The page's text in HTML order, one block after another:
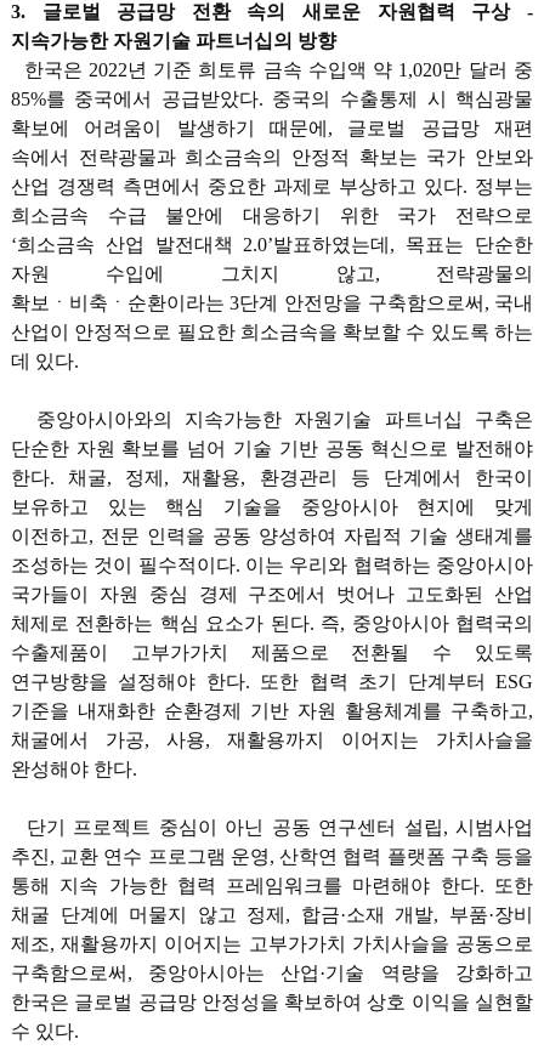
3. 글로벌 공급망 전환 속의 새로운 자원협력 구상 -
지속가능한 자원기술 파트너십의 방향
한국은 2022년 기준 희토류 금속 수입액 약 1,020만 달러 중
85%를 중국에서 공급받았다. 중국의 수출통제 시 핵심광물
확보에 어려움이 발생하기 때문에, 글로벌 공급망 재편
속에서 전략광물과 희소금속의 안정적 확보는 국가 안보와
산업 경쟁력 측면에서 중요한 과제로 부상하고 있다. 정부는
희소금속 수급 불안에 대응하기 위한 국가 전략으로
‘희소금속 산업 발전대책 2.0’발표하였는데, 목표는 단순한
자원 수입에 그치지 않고, 전략광물의
확보ㆍ비축ㆍ순환이라는 3단계 안전망을 구축함으로써, 국내
산업이 안정적으로 필요한 희소금속을 확보할 수 있도록 하는
데 있다.
중앙아시아와의 지속가능한 자원기술 파트너십 구축은
단순한 자원 확보를 넘어 기술 기반 공동 혁신으로 발전해야
한다. 채굴, 정제, 재활용, 환경관리 등 단계에서 한국이
보유하고 있는 핵심 기술을 중앙아시아 현지에 맞게
이전하고, 전문 인력을 공동 양성하여 자립적 기술 생태계를
조성하는 것이 필수적이다. 이는 우리와 협력하는 중앙아시아
국가들이 자원 중심 경제 구조에서 벗어나 고도화된 산업
체제로 전환하는 핵심 요소가 된다. 즉, 중앙아시아 협력국의
수출제품이 고부가가치 제품으로 전환될 수 있도록
연구방향을 설정해야 한다. 또한 협력 초기 단계부터 ESG
기준을 내재화한 순환경제 기반 자원 활용체계를 구축하고,
채굴에서 가공, 사용, 재활용까지 이어지는 가치사슬을
완성해야 한다.
단기 프로젝트 중심이 아닌 공동 연구센터 설립, 시범사업
추진, 교환 연수 프로그램 운영, 산학연 협력 플랫폼 구축 등을
통해 지속 가능한 협력 프레임워크를 마련해야 한다. 또한
채굴 단계에 머물지 않고 정제, 합금·소재 개발, 부품·장비
제조, 재활용까지 이어지는 고부가가치 가치사슬을 공동으로
구축함으로써, 중앙아시아는 산업·기술 역량을 강화하고
한국은 글로벌 공급망 안정성을 확보하여 상호 이익을 실현할
수 있다.